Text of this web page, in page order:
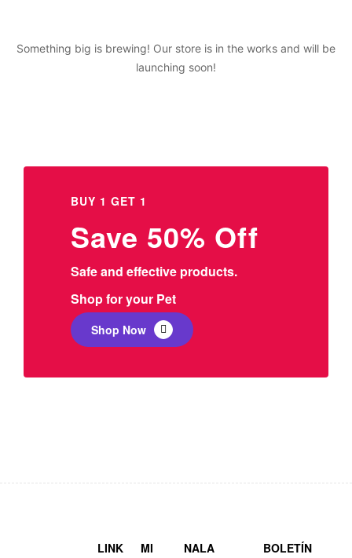
Something big is brewing! Our store is in the works and will be
launching soon!
BUY 1 GET 1
Save 50% Off
Safe and effective products.
Shop for your Pet
Shop Now
LINK
MI
NALA
BOLETÍN